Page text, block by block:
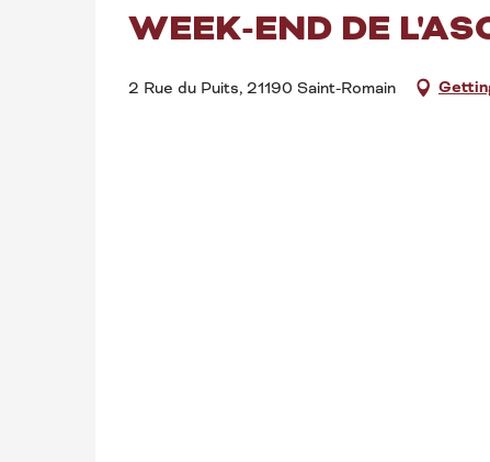
WEEK-END DE
2 Rue du Puits, 21190 Saint-Romain